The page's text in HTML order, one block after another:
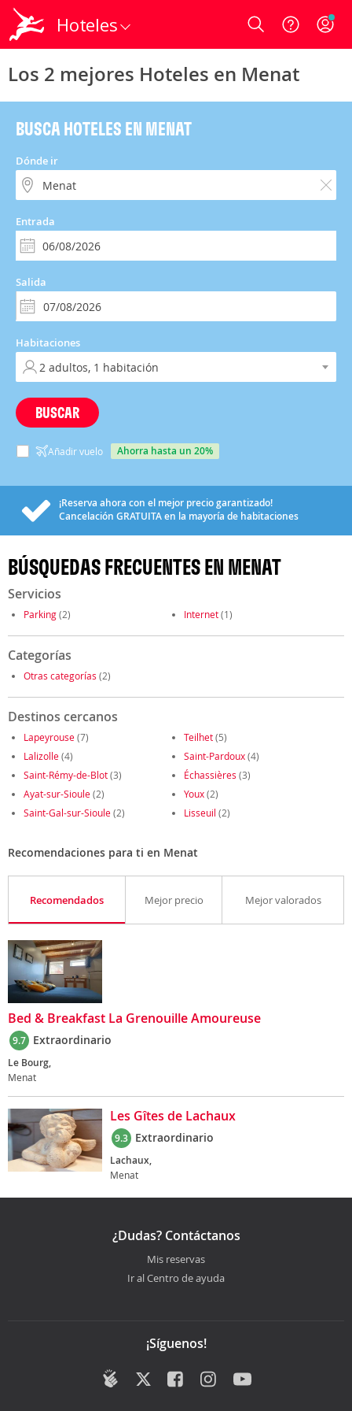
Hoteles Login
Los 2 mejores Hoteles en Menat
BUSCA HOTELES EN MENAT
Dónde ir
Entrada
Salida
Habitaciones
BUSCAR
Añadir vuelo ahorra hasta un 20%
¡Reserva ahora con el mejor precio garantizado!
Cancelación GRATUITAen la mayoría de habitaciones
BÚSQUEDAS FRECUENTES EN MENAT
Servicios
Parking(2) Internet(1)
Categorías
Otras categorías (2)
Destinos cercanos
Lapeyrouse(7) Teilhet(5)
Lalizolle(4) Saint-Pardoux(4)
Saint-Rémy-de-Blot(3) Échassières (3)
Ayat-sur-Sioule(2) Youx(2)
Saint-Gal-sur-Sioule(2) Lisseuil (2)
Recomendaciones para ti en Menat
Recomendados Mejor precio Mejor valorados
Bed & Breakfast La Grenouille Amoureuse
9.7 Extraordinario
Le Bourg,
Menat
Les Gîtes de Lachaux
9.3 Extraordinario
Lachaux,
Menat
¿Dudas? Contáctanos
Mis reservas
Ir al Centro de ayuda
¡Síguenos!